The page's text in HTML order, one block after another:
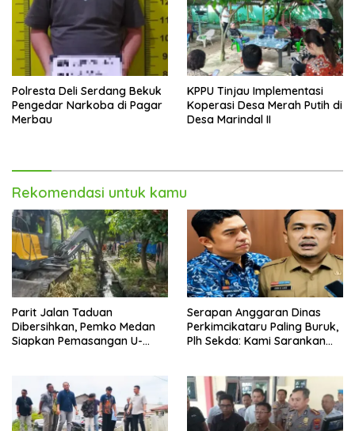
Polresta Deli Serdang Bekuk
Pengedar Narkoba di Pagar
Merbau
KPPU Tinjau Implementasi
Koperasi Desa Merah Putih di
Desa Marindal II
Rekomendasi untuk kamu
Parit Jalan Taduan
Dibersihkan, Pemko Medan
Siapkan Pemasangan U-
Serapan Anggaran Dinas
Perkimcikataru Paling Buruk,
Plh Sekda: Kami Sarankan